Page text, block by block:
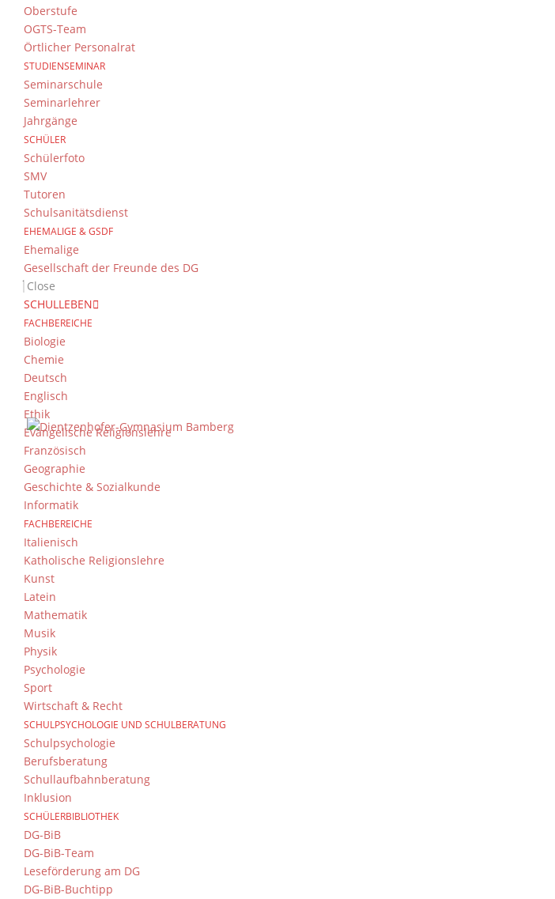
Oberstufe
OGTS-Team
Örtlicher Personalrat
STUDIENSEMINAR
Seminarschule
Seminarlehrer
Jahrgänge
SCHÜLER
Schülerfoto
SMV
Tutoren
Schulsanitätsdienst
EHEMALIGE & GSDF
Ehemalige
Gesellschaft der Freunde des DG
Close
SCHULLEBEN
FACHBEREICHE
Biologie
Chemie
Deutsch
Englisch
Ethik
Evangelische Religionslehre
Französisch
Geographie
Geschichte & Sozialkunde
Informatik
FACHBEREICHE
Italienisch
Katholische Religionslehre
Kunst
Latein
Mathematik
Musik
Physik
Psychologie
Sport
Wirtschaft & Recht
SCHULPSYCHOLOGIE UND SCHULBERATUNG
Schulpsychologie
Berufsberatung
Schullaufbahnberatung
Inklusion
SCHÜLERBIBLIOTHEK
DG-BiB
DG-BiB-Team
Leseförderung am DG
DG-BiB-Buchtipp